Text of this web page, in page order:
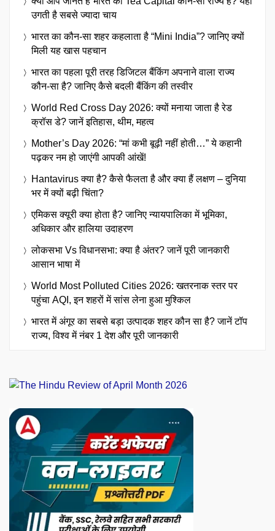
उगती है सबसे ज्यादा चाय
भारत का कौन-सा शहर कहलाता है “Mini India”? जानिए क्यों
मिली यह खास पहचान
भारत का पहला पूरी तरह डिजिटल बैंकिंग अपनाने वाला राज्य
कौन-सा है? जानिए कैसे बदली बैंकिंग की तस्वीर
World Red Cross Day 2026: क्यों मनाया जाता है रेड
क्रॉस डे? जानें इतिहास, थीम, महत्व
Mother’s Day 2026: “मां कभी बूढ़ी नहीं होती…” ये कहानी
पढ़कर नम हो जाएंगी आपकी आंखें!
Hantavirus क्या है? कैसे फैलता है और क्या हैं लक्षण – दुनिया
भर में क्यों बढ़ी चिंता?
एमिकस क्यूरी क्या होता है? जानिए न्यायपालिका में भूमिका,
अधिकार और हालिया उदाहरण
लोकसभा Vs विधानसभा: क्या है अंतर? जानें पूरी जानकारी
आसान भाषा में
World Most Polluted Cities 2026: खतरनाक स्तर पर
पहुंचा AQI, इन शहरों में सांस लेना हुआ मुश्किल
भारत में अंगूर का सबसे बड़ा उत्पादक शहर कौन सा है? जानें टॉप
राज्य, विश्व में नंबर 1 देश और पूरी जानकारी